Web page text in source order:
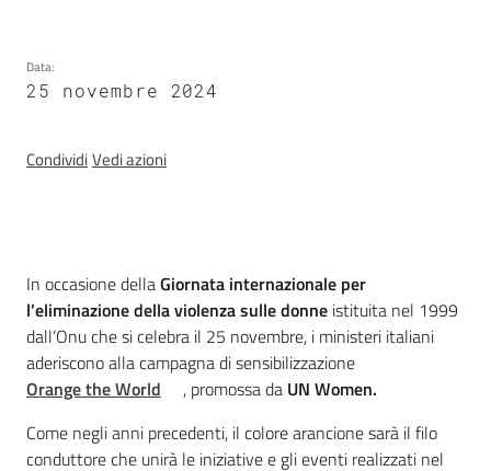
Appuntamenti
Seguici
su
Data:
25 novembre 2024
CondividiVedi azioni
Introduzione
In occasione dellaGiornata internazionale per
l’eliminazione della violenza sulle donne istituita nel 1999
dall’Onu che si celebra il 25 novembre, i ministeri italiani
aderiscono alla campagna di sensibilizzazione
Orange the World
, promossa da UN Women.
Come negli anni precedenti, il colore arancione sarà il filo
conduttore che unirà le iniziative e gli eventi realizzati nel